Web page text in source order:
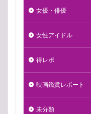
女優・俳優
女性アイドル
得レポ
映画鑑賞レポート
未分類